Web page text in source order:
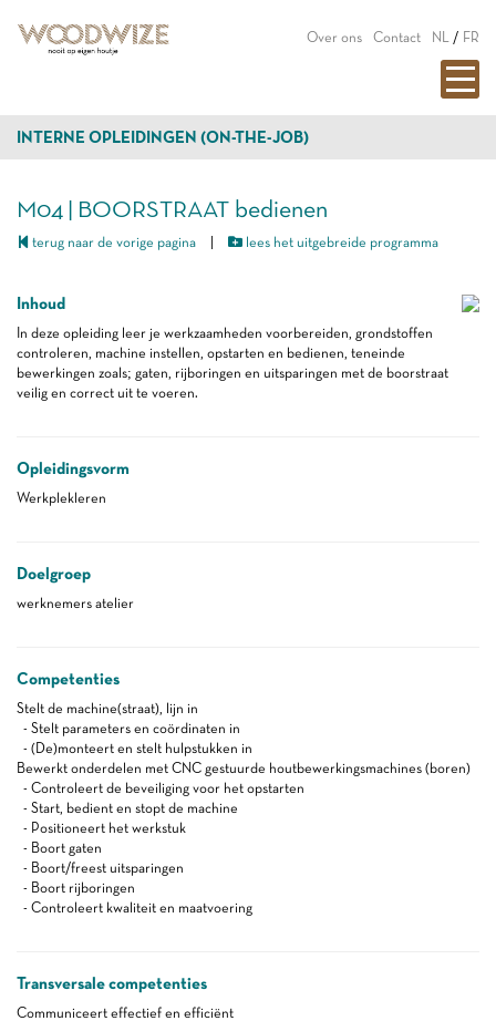
Over ons Contact NL / FR
INTERNE OPLEIDINGEN (ON-THE-JOB)
M04 | BOORSTRAAT bedienen
terug naar de vorige pagina lees het uitgebreide programma
Inhoud
In deze opleiding leer je werkzaamheden voorbereiden, grondstoffen
controleren, machine instellen, opstarten en bedienen, teneinde
bewerkingen zoals; gaten, rijboringen en uitsparingen met de boorstraat
veilig en correct uit te voeren.
Opleidingsvorm
Werkplekleren
Doelgroep
werknemers atelier
Competenties
Stelt de machine(straat), lijn in
- Stelt parameters en coördinaten in
- (De)monteert en stelt hulpstukken in
Bewerkt onderdelen met CNC gestuurde houtbewerkingsmachines (boren)
- Controleert de beveiliging voor het opstarten
- Start, bedient en stopt de machine
- Positioneert het werkstuk
- Boort gaten
- Boort/freest uitsparingen
- Boort rijboringen
- Controleert kwaliteit en maatvoering
Transversale competenties
Communiceert effectief en efficiënt